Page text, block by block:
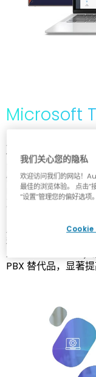
Microsoft
AudioCodes Live
供全面且高度可靠的
能连接至 PSTN、
制和 AI 驱动的会议
Microsoft 认证的会
决方案。
AudioCodes Live 简
程，使您可以轻松
AudioCodes Live，
PBX 替代品，显著
我们关心您的隐私
欢迎访问我们的网站！
最佳的浏览体验。 点击
“设置”管理您的偏好选
Cookie